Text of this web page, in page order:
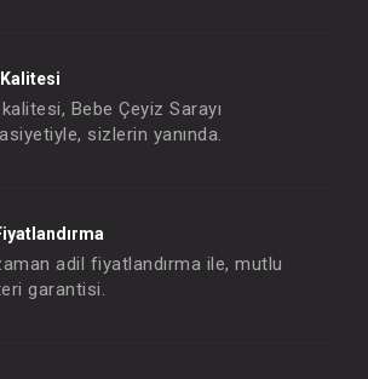
Bebe Çeyiz Sarayı
sizlerin yanında.
adil fiyatlandırma ile, mutlu
garantisi.